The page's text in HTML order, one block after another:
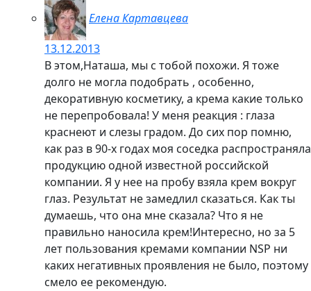
Елена Картавцева
13.12.2013
В этом,Наташа, мы с тобой похожи. Я тоже
долго не могла подобрать , особенно,
декоративную косметику, а крема какие только
не перепробовала! У меня реакция : глаза
краснеют и слезы градом. До сих пор помню,
как раз в 90-х годах моя соседка распространяла
продукцию одной известной российской
компании. Я у нее на пробу взяла крем вокруг
глаз. Результат не замедлил сказаться. Как ты
думаешь, что она мне сказала? Что я не
правильно наносила крем!Интересно, но за 5
лет пользования кремами компании NSP ни
каких негативных проявления не было, поэтому
смело ее рекомендую.